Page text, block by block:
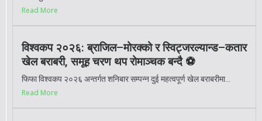
Read More
विश्वकप २०२६: ब्राजिल–मोरक्को र स्विट्जरल्यान्ड–कतार
खेल बराबरी, समूह चरण थप रोमाञ्चक बन्दै ⚽️
फिफा विश्वकप २०२६ अन्तर्गत शनिबार सम्पन्न दुई महत्वपूर्ण खेल बराबरीमा...
Read More